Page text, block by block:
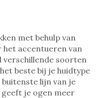
met behulp van
het accentueren van
verschillende soorten
beste bij je huidtype
lijn van je
je ogen meer